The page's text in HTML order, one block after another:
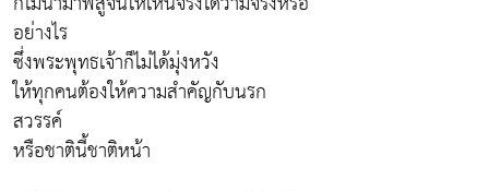
อย่างไร
ซึ่งพระพุทธเจ้าก็ไม่ได้มุ่งหวัง
ให้ทุกคนต้องให้ความสำคัญกับนรก
สวรรค์
หรือชาตินี้ชาติหน้า